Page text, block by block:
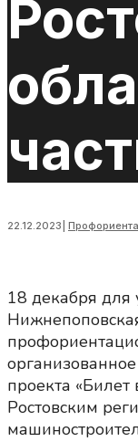
22.12.2023
18 декабря
проекта «Билет
Ростовским